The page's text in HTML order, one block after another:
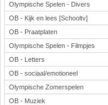
Olympische Spelen - Divers
OB - Kijk en lees [Schooltv]
OB - Praatplaten
Olympische Spelen - Filmpjes
OB - Letters
OB - sociaal/emotioneel
Olympische Zomerspelen
OB - Muziek